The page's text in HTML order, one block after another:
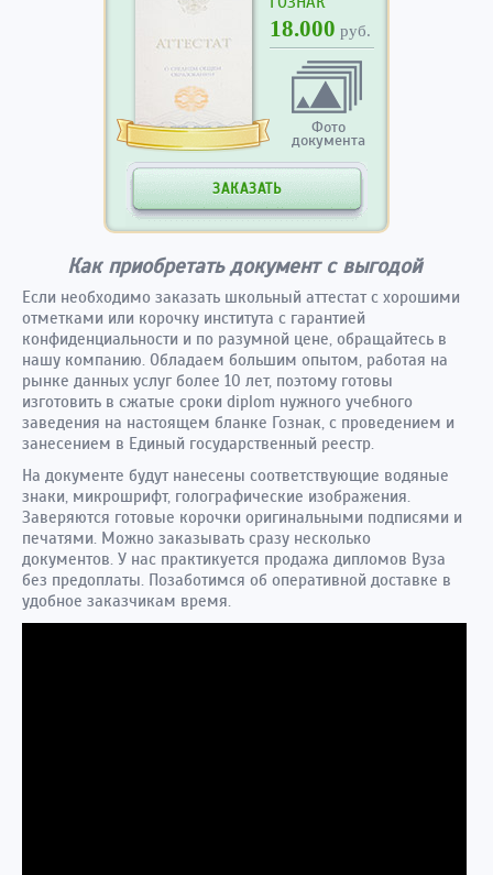
18.000 руб.
Фото
документа
ЗАКАЗАТЬ
Как приобретать документ с выгодой
Если необходимо заказать школьный аттестат с хорошими
отметками или корочку института с гарантией
конфиденциальности и по разумной цене, обращайтесь в
нашу компанию. Обладаем большим опытом, работая на
рынке данных услуг более 10 лет, поэтому готовы
изготовить в сжатые сроки diplom нужного учебного
заведения на настоящем бланке Гознак, с проведением и
занесением в Единый государственный реестр.
На документе будут нанесены соответствующие водяные
знаки, микрошрифт, голографические изображения.
Заверяются готовые корочки оригинальными подписями и
печатями. Можно заказывать сразу несколько
документов. У нас практикуется продажа дипломов Вуза
без предоплаты. Позаботимся об оперативной доставке в
удобное заказчикам время.